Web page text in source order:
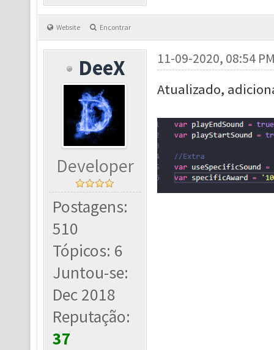
Website Encontrar
DeeX
Developer
Postagens:
510
Tópicos: 6
Juntou-se:
Dec 2018
Reputação:
37
11-09-2020, 08:54
Atualizado,